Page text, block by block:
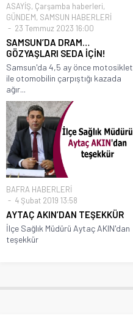
ASAYİŞ, Çarşamba haberleri,
GÜNDEM, SAMSUN HABERLERİ
23 Temmuz 2023 16:00
SAMSUN’DA DRAM…
GÖZYAŞLARI SEDA İÇİN!
Samsun'da 4,5 ay önce motosiklet
ile otomobilin çarpıştığı kazada
ağır...
BAFRA HABERLERİ
4 Şubat 2019 13:58
AYTAÇ AKIN’DAN TEŞEKKÜR
İlçe Sağlık Müdürü Aytaç AKIN'dan
teşekkür